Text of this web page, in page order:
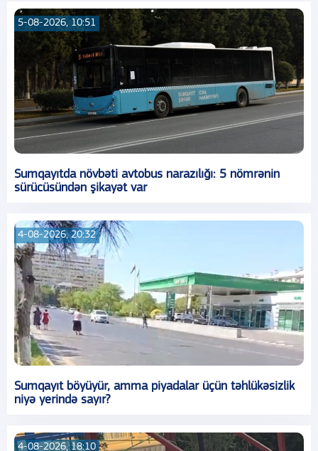
5-08-2026, 10:51
Sumqayıtda növbəti avtobus narazılığı: 5 nömrənin
sürücüsündən şikayət var
4-08-2026, 20:32
Sumqayıt böyüyür, amma piyadalar üçün təhlükəsizlik
niyə yerində sayır?
4-08-2026, 18:10